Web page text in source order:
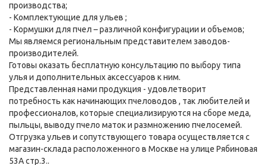
производства;
- Комплектующие для ульев ;
- Кормушки для пчел – различной конфигурации и объемов;
Мы являемся региональным представителем заводов-
производителей.
Готовы оказать бесплатную консультацию по выбору типа
улья и дополнительных аксессуаров к ним.
Представленная нами продукция - удовлетворит
потребность как начинающих пчеловодов , так любителей и
профессионалов, которые специализируются на сборе меда,
пыльцы, выводу пчело маток и размножению пчелосемей.
Отгрузка ульев и сопутствующего товара осуществляется с
магазин-склада расположенного в Москве на улице Рябиновая
53А стр.3..